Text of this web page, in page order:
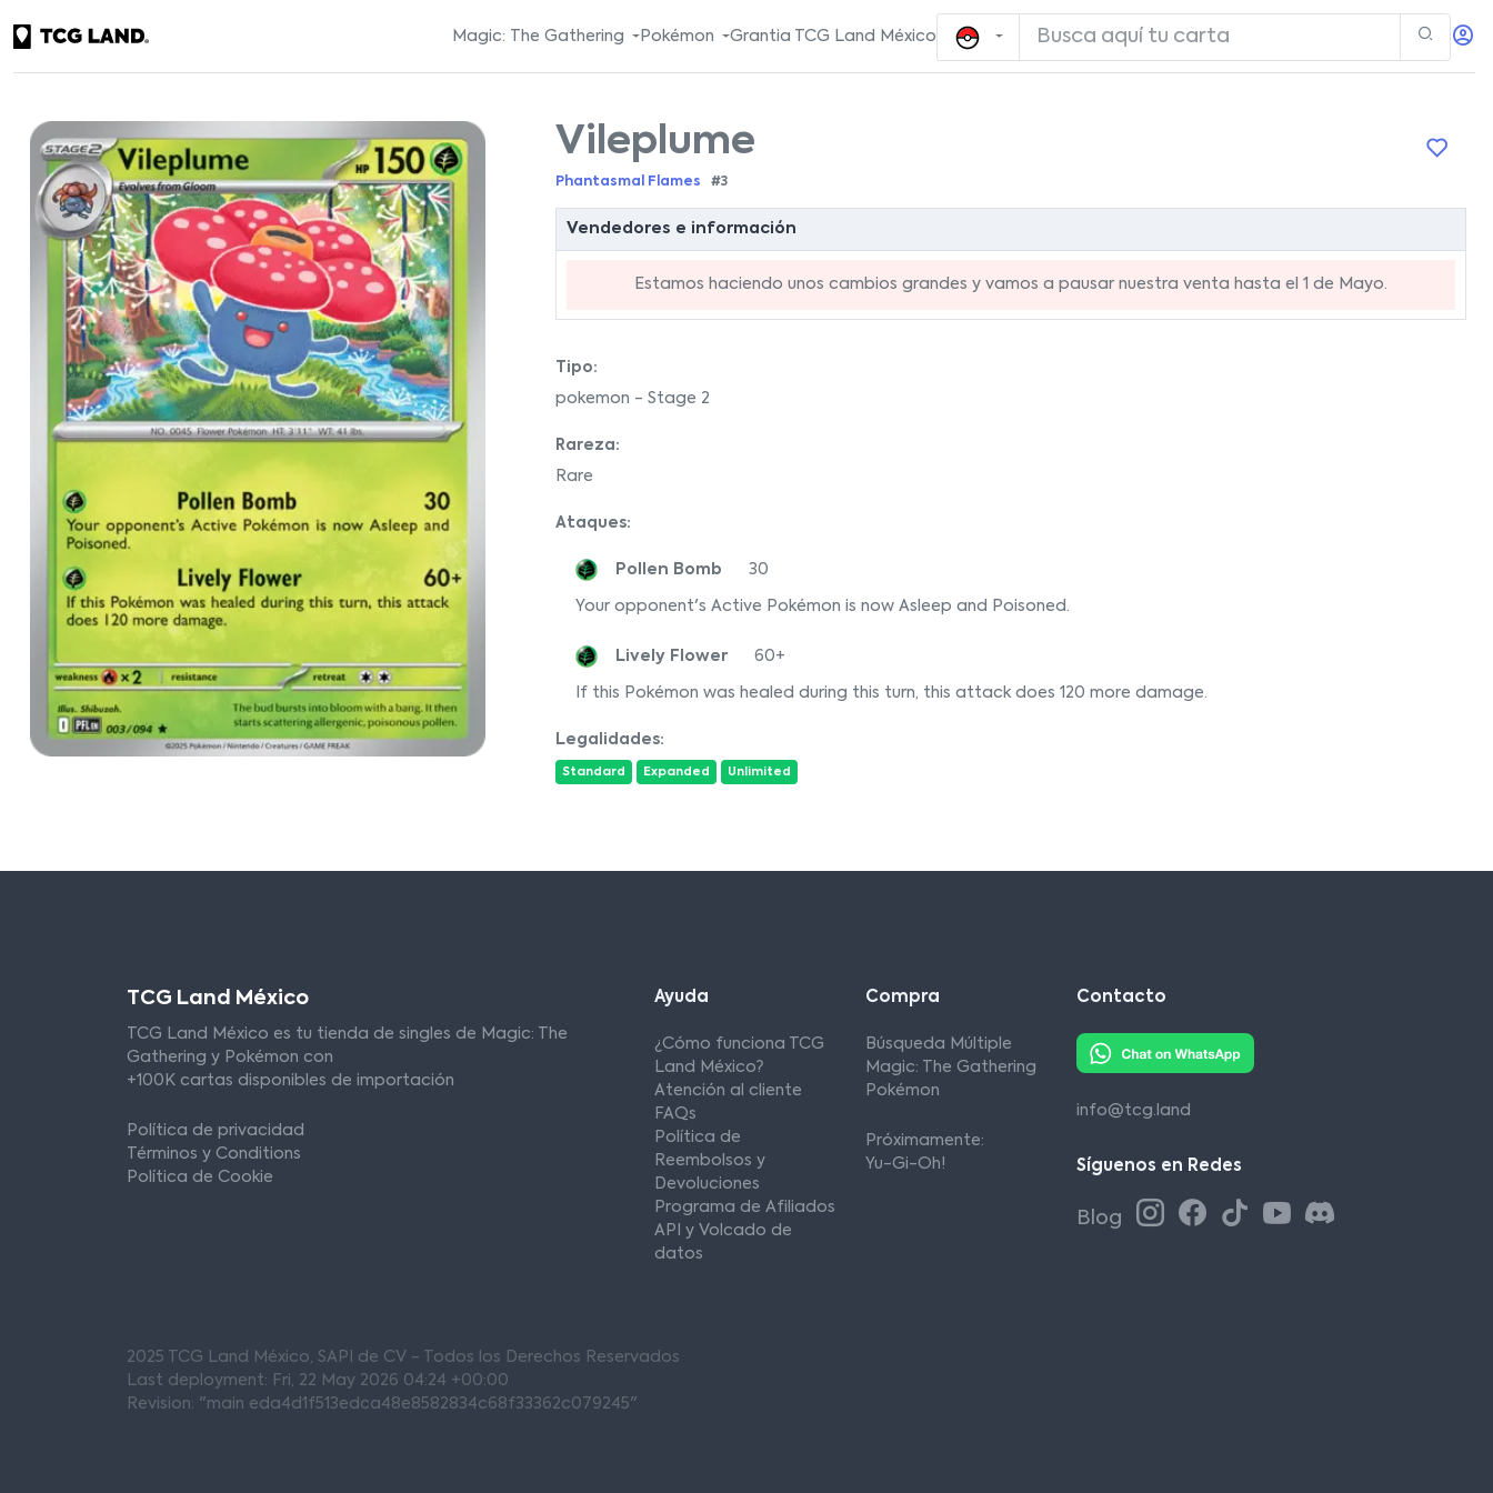
Magic: The Gathering Pokémon Grantia TCG Land México
Vileplume
Phantasmal Flames #3
Vendedores e información
Estamos haciendo unos cambios grandes y vamos a pausar nuestra venta hasta el 1 de Mayo.
Tipo:
pokemon - Stage 2
Rareza:
Rare
Ataques:
Pollen Bomb 30
Your opponent's Active Pokémon is now Asleep and Poisoned.
Lively Flower 60+
If this Pokémon was healed during this turn, this attack does 120 more damage.
Legalidades:
Standard Expanded Unlimited
TCG Land México
TCG Land México es tu tienda de singles de Magic: The
Gathering y Pokémon con
+100K cartas disponibles de importación
Política de privacidad
Términos y Conditions
Política de Cookie
Ayuda
¿Cómo funciona TCG
Land México?
Atención al cliente
FAQs
Política de
Reembolsos y
Devoluciones
Programa de Afiliados
API y Volcado de
datos
Compra
Búsqueda Múltiple
Magic: The Gathering
Pokémon
Próximamente:
Yu-Gi-Oh!
Contacto
info@tcg.land
Síguenos en Redes
Blog
2025 TCG Land México, SAPI de CV - Todos los Derechos Reservados
Last deployment: Fri, 22 May 2026 04:24 +00:00
Revision: "main eda4d1f513edca48e8582834c68f33362c079245"